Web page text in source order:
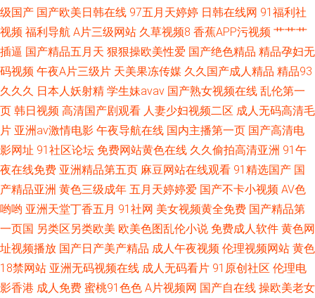
洲欧美情欲 成人午夜福利专区 蜜桃91日韩 性生生活免费观 超碰在线96 老司
中国隐私xxxx 99爱在线 急速畅享 三级片av片 91成人蜜桃在线 韩国av网 日
韩系列在线精品播放 6080在线观看 国产一级淫片a视 日本综合视频 遮挡大
片 国产精品三 欧洲日产无码 一级欧美在线高清视频 国产TS在线免费 欧美日
本韩国中文字幕 亚洲人午夜射精精品日 国产精品永久免费视频 日本不卡一
级国产 国产欧美日韩在线 97五月天婷婷 日韩在线网 91福利社
视频 福利导航 A片三级网站 久草视频8 香蕉APP污视频 艹艹艹
插逼 国产精品五月天 狠狠操欧美性爱 国产绝色精品 精品孕妇无
码视频 午夜A片三级片 天美果冻传媒 久久国产成人精品 精品93
久久久 日本人妖射精 学生妹avav 国产熟女视频在线 乱伦第一
页 韩日视频 高清国产剧观看 人妻少妇视频二区 成人无码高清毛
片 亚洲av激情电影 午夜导航在线 国内主播第一页 国产高清电
影网址 91社区论坛 免费网站黄色在线 久久偷拍高清亚洲 91午
夜在线免费 亚洲精品第五页 麻豆网站在线观看 91精选国产 国
产精品亚洲 黄色三级成年 五月天婷婷爱 国产不卡小视频 AV色
哟哟 亚洲天堂丁香五月 91社网 美女视频黄全免费 国产精品第
一页国 另类区另类欧美 欧美色图乱伦小说 免费成人软件 黄色网
址视频播放 国产日产美产精品 成人午夜视频 伦理视频网站 黄色
18禁网站 亚洲无码视频在线 成人无码看片 91原创社区 伦理电
影香港 成人免费 蜜桃91色色 A片视频网 国产自在线 操欧美老女